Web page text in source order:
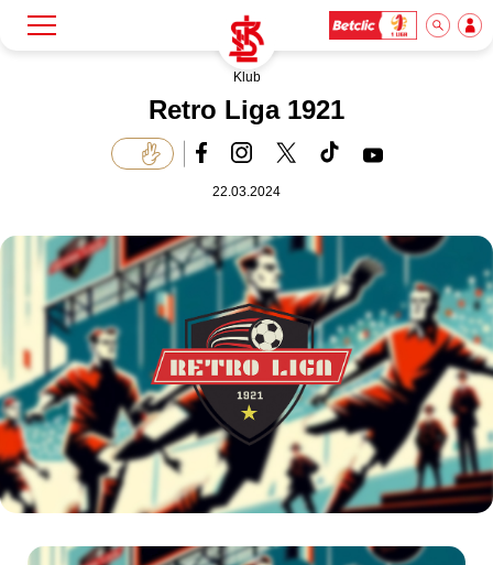
Bilety
Akademia
Biznes
Dla mediów
Kibice
Klub
Retro Liga 1921
22.03.2024